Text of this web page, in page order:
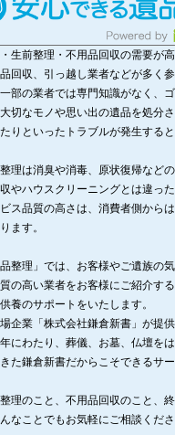
生前整理・不用品回収の需要が
回収、引っ越し業者などが多く参
部の業者では専門知識がなく、
切なモノや思い出の遺品を処分
りといったトラブルが発生する
理は消臭や消毒、原状復帰など
やハウスクリーニングとは違っ
ス品質の高さは、消費者側から
ます。
品整理」では、お客様やご遺族の
の高い業者をお客様にご紹介す
養のサポートをいたします。
企業「株式会社鎌倉新書」が提
にわたり、葬儀、お墓、仏壇を
た鎌倉新書だからこそできるサ
理のこと、不用品回収のこと、
なことでもお気軽にご相談くださ